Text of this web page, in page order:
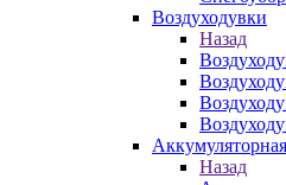
Воздуходувки
Назад
Назад